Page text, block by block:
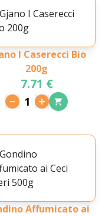
I Caserecci Bio
200g
7.71 €
1
Affumicato ai